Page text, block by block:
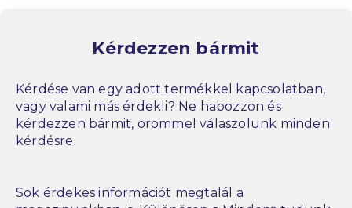
Kérdezzen bármit
Kérdése van egy adott termékkel kapcsolatban,
vagy valami más érdekli? Ne habozzon és
kérdezzen bármit, örömmel válaszolunk minden
kérdésre.
Sok érdekes információt megtalál a